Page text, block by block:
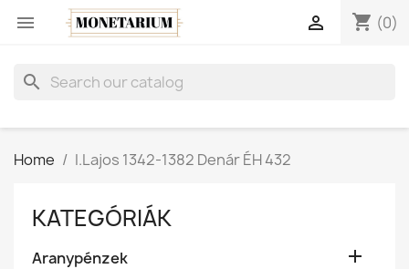
 shopping_cart (0)

search
Home I.Lajos 1342-1382 Denár ÉH 432
KATEGÓRIÁK
Aranypénzek 